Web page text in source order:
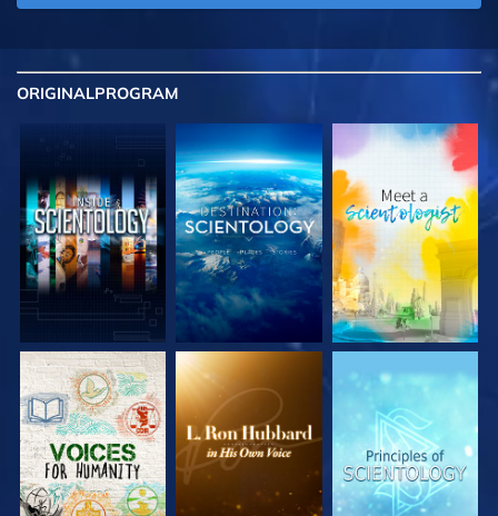
ORIGINALPROGRAM
UTFORSKA
SERIEN
UTFORSKA
SERIEN
UTFORSKA
SERIEN